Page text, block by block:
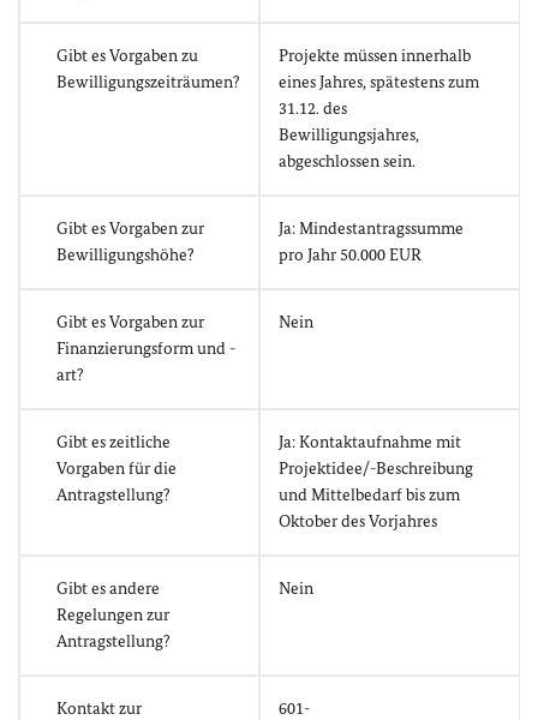
Gibt es Vorgaben zu
Bewilligungszeiträumen?
Projekte müssen innerhalb
eines Jahres, spätestens zum
31.12. des
Bewilligungsjahres,
abgeschlossen sein.
Gibt es Vorgaben zur
Bewilligungshöhe?
Ja: Mindestantragssumme
pro Jahr 50.000 EUR
Gibt es Vorgaben zur
Finanzierungsform und -
art?
Nein
Gibt es zeitliche
Vorgaben für die
Antragstellung?
Ja: Kontaktaufnahme mit
Projektidee/-Beschreibung
und Mittelbedarf bis zum
Oktober des Vorjahres
Gibt es andere
Regelungen zur
Antragstellung?
Nein
Kontakt zur
601-